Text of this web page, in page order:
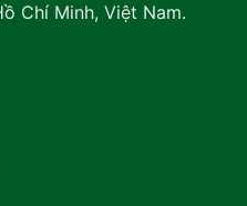
Chí Minh, Việt Nam.